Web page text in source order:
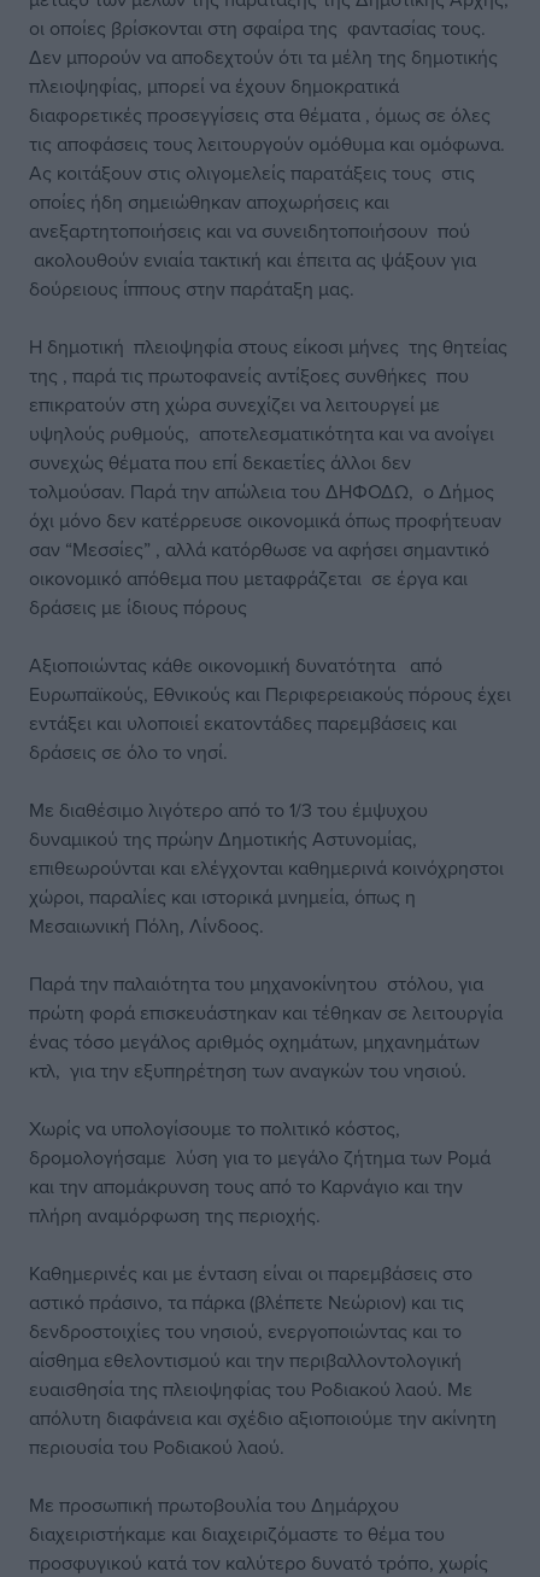
οι οποίες βρίσκονται στη σφαίρα της φαντασίας τους.
Δεν μπορούν να αποδεχτούν ότι τα μέλη της δημοτικής
πλειοψηφίας, μπορεί να έχουν δημοκρατικά
διαφορετικές προσεγγίσεις στα θέματα , όμως σε όλες
τις αποφάσεις τους λειτουργούν ομόθυμα και ομόφωνα.
Ας κοιτάξουν στις ολιγομελείς παρατάξεις τους στις
οποίες ήδη σημειώθηκαν αποχωρήσεις και
ανεξαρτητοποιήσεις και να συνειδητοποιήσουν πού
ακολουθούν ενιαία τακτική και έπειτα ας ψάξουν για
δούρειους ίππους στην παράταξη μας.
Η δημοτική πλειοψηφία στους είκοσι μήνες της θητείας
της , παρά τις πρωτοφανείς αντίξοες συνθήκες που
επικρατούν στη χώρα συνεχίζει να λειτουργεί με
υψηλούς ρυθμούς, αποτελεσματικότητα και να ανοίγει
συνεχώς θέματα που επί δεκαετίες άλλοι δεν
τολμούσαν. Παρά την απώλεια του ΔΗΦΟΔΩ, ο Δήμος
όχι μόνο δεν κατέρρευσε οικονομικά όπως προφήτευαν
σαν “Μεσσίες” , αλλά κατόρθωσε να αφήσει σημαντικό
οικονομικό απόθεμα που μεταφράζεται σε έργα και
δράσεις με ίδιους πόρους
Αξιοποιώντας κάθε οικονομική δυνατότητα από
Ευρωπαϊκούς, Εθνικούς και Περιφερειακούς πόρους έχει
εντάξει και υλοποιεί εκατοντάδες παρεμβάσεις και
δράσεις σε όλο το νησί.
Με διαθέσιμο λιγότερο από το 1/3 του έμψυχου
δυναμικού της πρώην Δημοτικής Αστυνομίας,
επιθεωρούνται και ελέγχονται καθημερινά κοινόχρηστοι
χώροι, παραλίες και ιστορικά μνημεία, όπως η
Μεσαιωνική Πόλη, Λίνδοος.
Παρά την παλαιότητα του μηχανοκίνητου στόλου, για
πρώτη φορά επισκευάστηκαν και τέθηκαν σε λειτουργία
ένας τόσο μεγάλος αριθμός οχημάτων, μηχανημάτων
κτλ, για την εξυπηρέτηση των αναγκών του νησιού.
Χωρίς να υπολογίσουμε το πολιτικό κόστος,
δρομολογήσαμε λύση για το μεγάλο ζήτημα των Ρομά
και την απομάκρυνση τους από το Καρνάγιο και την
πλήρη αναμόρφωση της περιοχής.
Καθημερινές και με ένταση είναι οι παρεμβάσεις στο
αστικό πράσινο, τα πάρκα (βλέπετε Νεώριον) και τις
δενδροστοιχίες του νησιού, ενεργοποιώντας και το
αίσθημα εθελοντισμού και την περιβαλλοντολογική
ευαισθησία της πλειοψηφίας του Ροδιακού λαού. Με
απόλυτη διαφάνεια και σχέδιο αξιοποιούμε την ακίνητη
περιουσία του Ροδιακού λαού.
Με προσωπική πρωτοβουλία του Δημάρχου
διαχειριστήκαμε και διαχειριζόμαστε το θέμα του
προσφυγικού κατά τον καλύτερο δυνατό τρόπο, χωρίς